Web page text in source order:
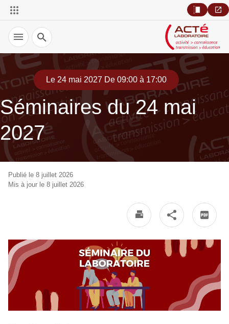
Recherche
Le 24 mai 2027 De 09:00 à 17:00
Séminaires du 24 mai
2027
Publié le 8 juillet 2026
Mis à jour le 8 juillet 2026